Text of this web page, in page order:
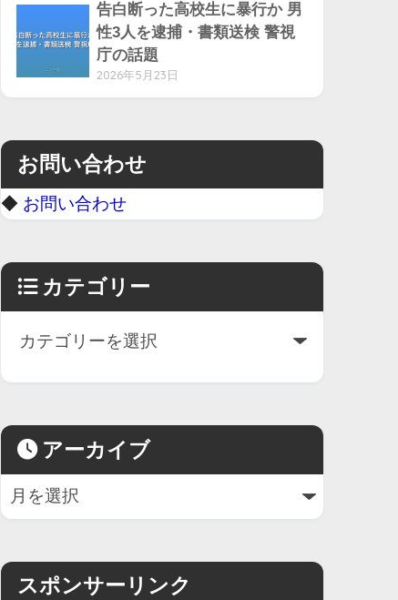
告白断った高校生に暴行か 男
性3人を逮捕・書類送検 警視
庁の話題
2026年5月23日
お問い合わせ
◆ お問い合わせ
カテゴリー
アーカイブ
スポンサーリンク